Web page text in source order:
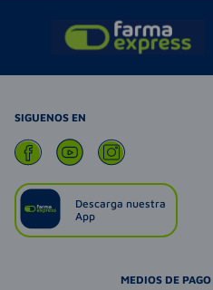
SIGUENOS EN
Descarga nuestra
App
MEDIOS DE